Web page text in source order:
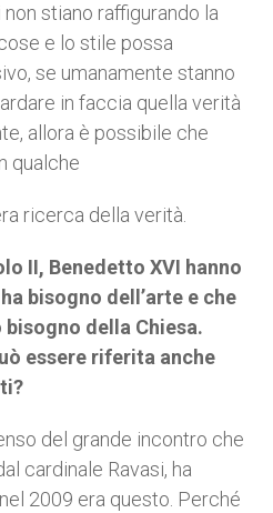
stiano raffigurando la
e lo stile possa
se umanamente stanno
in faccia quella verità
allora è possibile che
qualche
ricerca della verità.
II, Benedetto XVI hanno
bisogno dell’arte e che
della Chiesa.
essere riferita anche
del grande incontro che
cardinale Ravasi, ha
2009 era questo. Perché